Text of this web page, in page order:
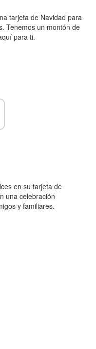
tarjeta de Navidad para
Tenemos un montón de
para ti.
en su tarjeta de
una celebración
y familiares.